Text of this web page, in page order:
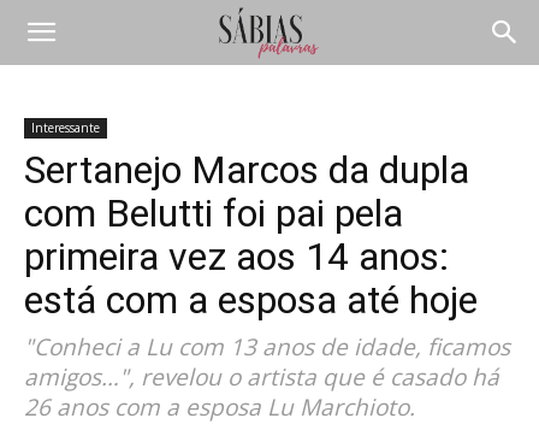
Interessante
Sertanejo Marcos da dupla
com Belutti foi pai pela
primeira vez aos 14 anos:
está com a esposa até hoje
"Conheci a Lu com 13 anos de idade, ficamos
amigos…", revelou o artista que é casado há
26 anos com a esposa Lu Marchioto.